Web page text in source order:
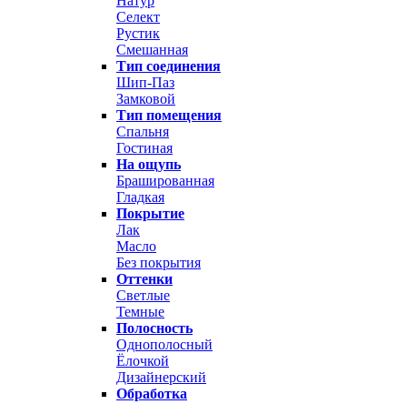
Селект
Рустик
Смешанная
Тип соединения
Шип-Паз
Замковой
Тип помещения
Спальня
Гостиная
На ощупь
Брашированная
Гладкая
Покрытие
Лак
Масло
Без покрытия
Оттенки
Светлые
Темные
Полосность
Однополосный
Ёлочкой
Дизайнерский
Обработка